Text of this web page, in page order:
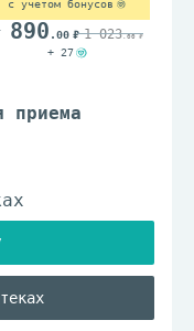
приема
с учетом бонусов
890 .00 1 023.00
+ 27